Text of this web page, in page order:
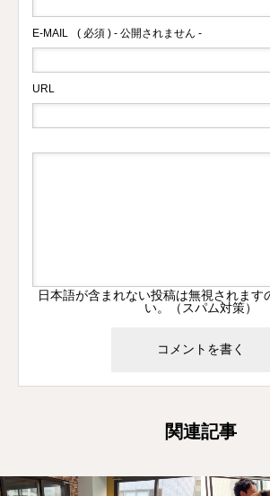
E-MAIL ( 必須 ) - 公開されません -
URL
日本語が含まれない投稿は無視されます
い。（スパム対策）
関連記事